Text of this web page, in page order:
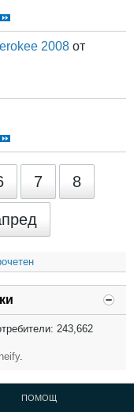
2008 от
7 8
243,662
.
ПОМОЩ